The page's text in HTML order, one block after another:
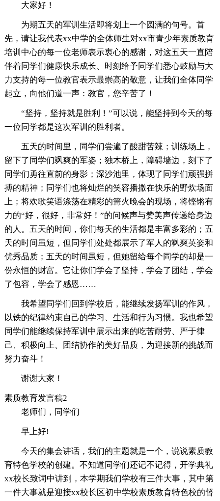
大家好！
为期五天的军训生活即将划上一个圆满的句号。首
先，请让我代表xx中学的全体师生对xx市青少年素质教育
培训中心的每一位老师表示衷心的感谢，对这五天一直陪
伴着同学们健康快乐成长、时刻给予同学们悉心鼓励与大
力支持的每一位教官表示最崇高的敬意，让我们全体同学
起立，向他们道一声：教官，您辛苦了！
“坚持，坚持就是胜利！”可以说，能坚持到今天的每
一位同学都是这次军训的胜利者。
五天的时间里，同学们尝遍了酸甜苦辣；训练场上，
留下了同学们飒爽的军姿；独木桥上，障碍墙边，刻下了
同学们勇往直前的身影；深沙池里，体现了同学们顽强拼
搏的精神；同学们也将灿烂的笑容播撒在快乐的野炊场面
上；将欢歌笑语涤荡在精彩的篝火晚会的现场，将铿锵有
力的“好，很好，非常好！”的问候声与赞美声传递给身边
的人。五天的时间，你们每天的生活都是丰富多彩的；五
天的时间虽短，但同学们处处都展示了军人的飒爽英姿和
优秀品质；五天的时间虽短，但她留给每个同学的却是一
份永恒的财富。它让你们学会了坚持，学会了团结，学会
了包容，学会了感恩……
我希望同学们回到学校后，能继续发扬军训的作风，
以铁的纪律约束自己的学习、生活和行为习惯。我也希望
同学们能继续保持军训中展示出来的吃苦耐劳、严于律
己、积极向上、团结协作的美好品质，为迎接新的挑战而
努力奋斗！
谢谢大家！
素质教育发言稿2
老师们，同学们
早上好!
今天的集会讲话，我们的主题就是一个，说说素质教
育特色学校的创建。不知道同学们还记不记得，开学典礼
xx校长致词中讲到，本学期我们学校有三件大事，其中第
一件大事就是迎接xx校长区初中学校素质教育特色校的督